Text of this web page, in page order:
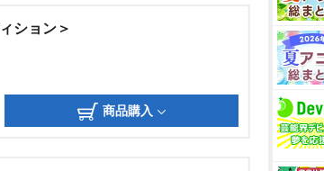
ション＞
商品購入